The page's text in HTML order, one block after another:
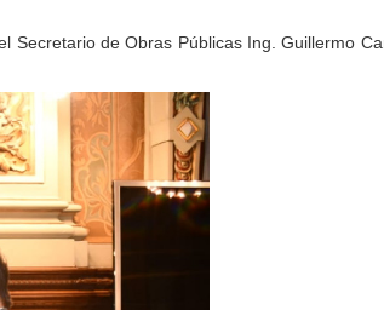
Secretario de Obras Públicas Ing. Guillermo